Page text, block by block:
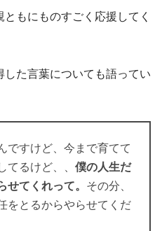
ともにものすごく応援してく
た言葉についても語ってい
ですけど、今まで育てて
てるけど、、 僕の人生だ
せてくれって。 その分、
をとるからやらせてくだ